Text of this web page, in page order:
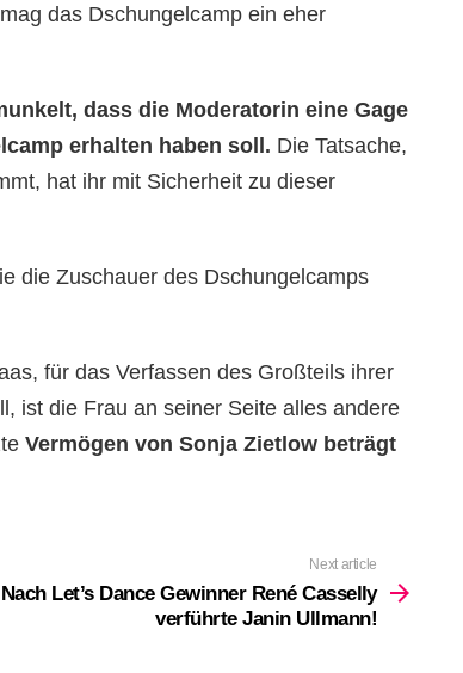
das Dschungelcamp ein eher
dass die Moderatorin eine Gage
erhalten haben soll. Die Tatsache,
hat ihr mit Sicherheit zu dieser
die Zuschauer des Dschungelcamps
für das Verfassen des Großteils ihrer
ist die Frau an seiner Seite alles andere
Vermögen von Sonja Zietlow beträgt
Next article
Nach Let’s Dance Gewinner René Casselly
verführte Janin Ullmann!